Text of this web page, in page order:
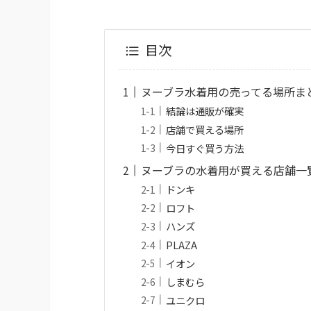
目次
ヌーブラ水着用の売ってる場所ま
結論は通販が確実
店舗で買える場所
今日すぐ買う方法
ヌーブラの水着用が買える店舗一
ドンキ
ロフト
ハンズ
PLAZA
イオン
しまむら
ユニクロ